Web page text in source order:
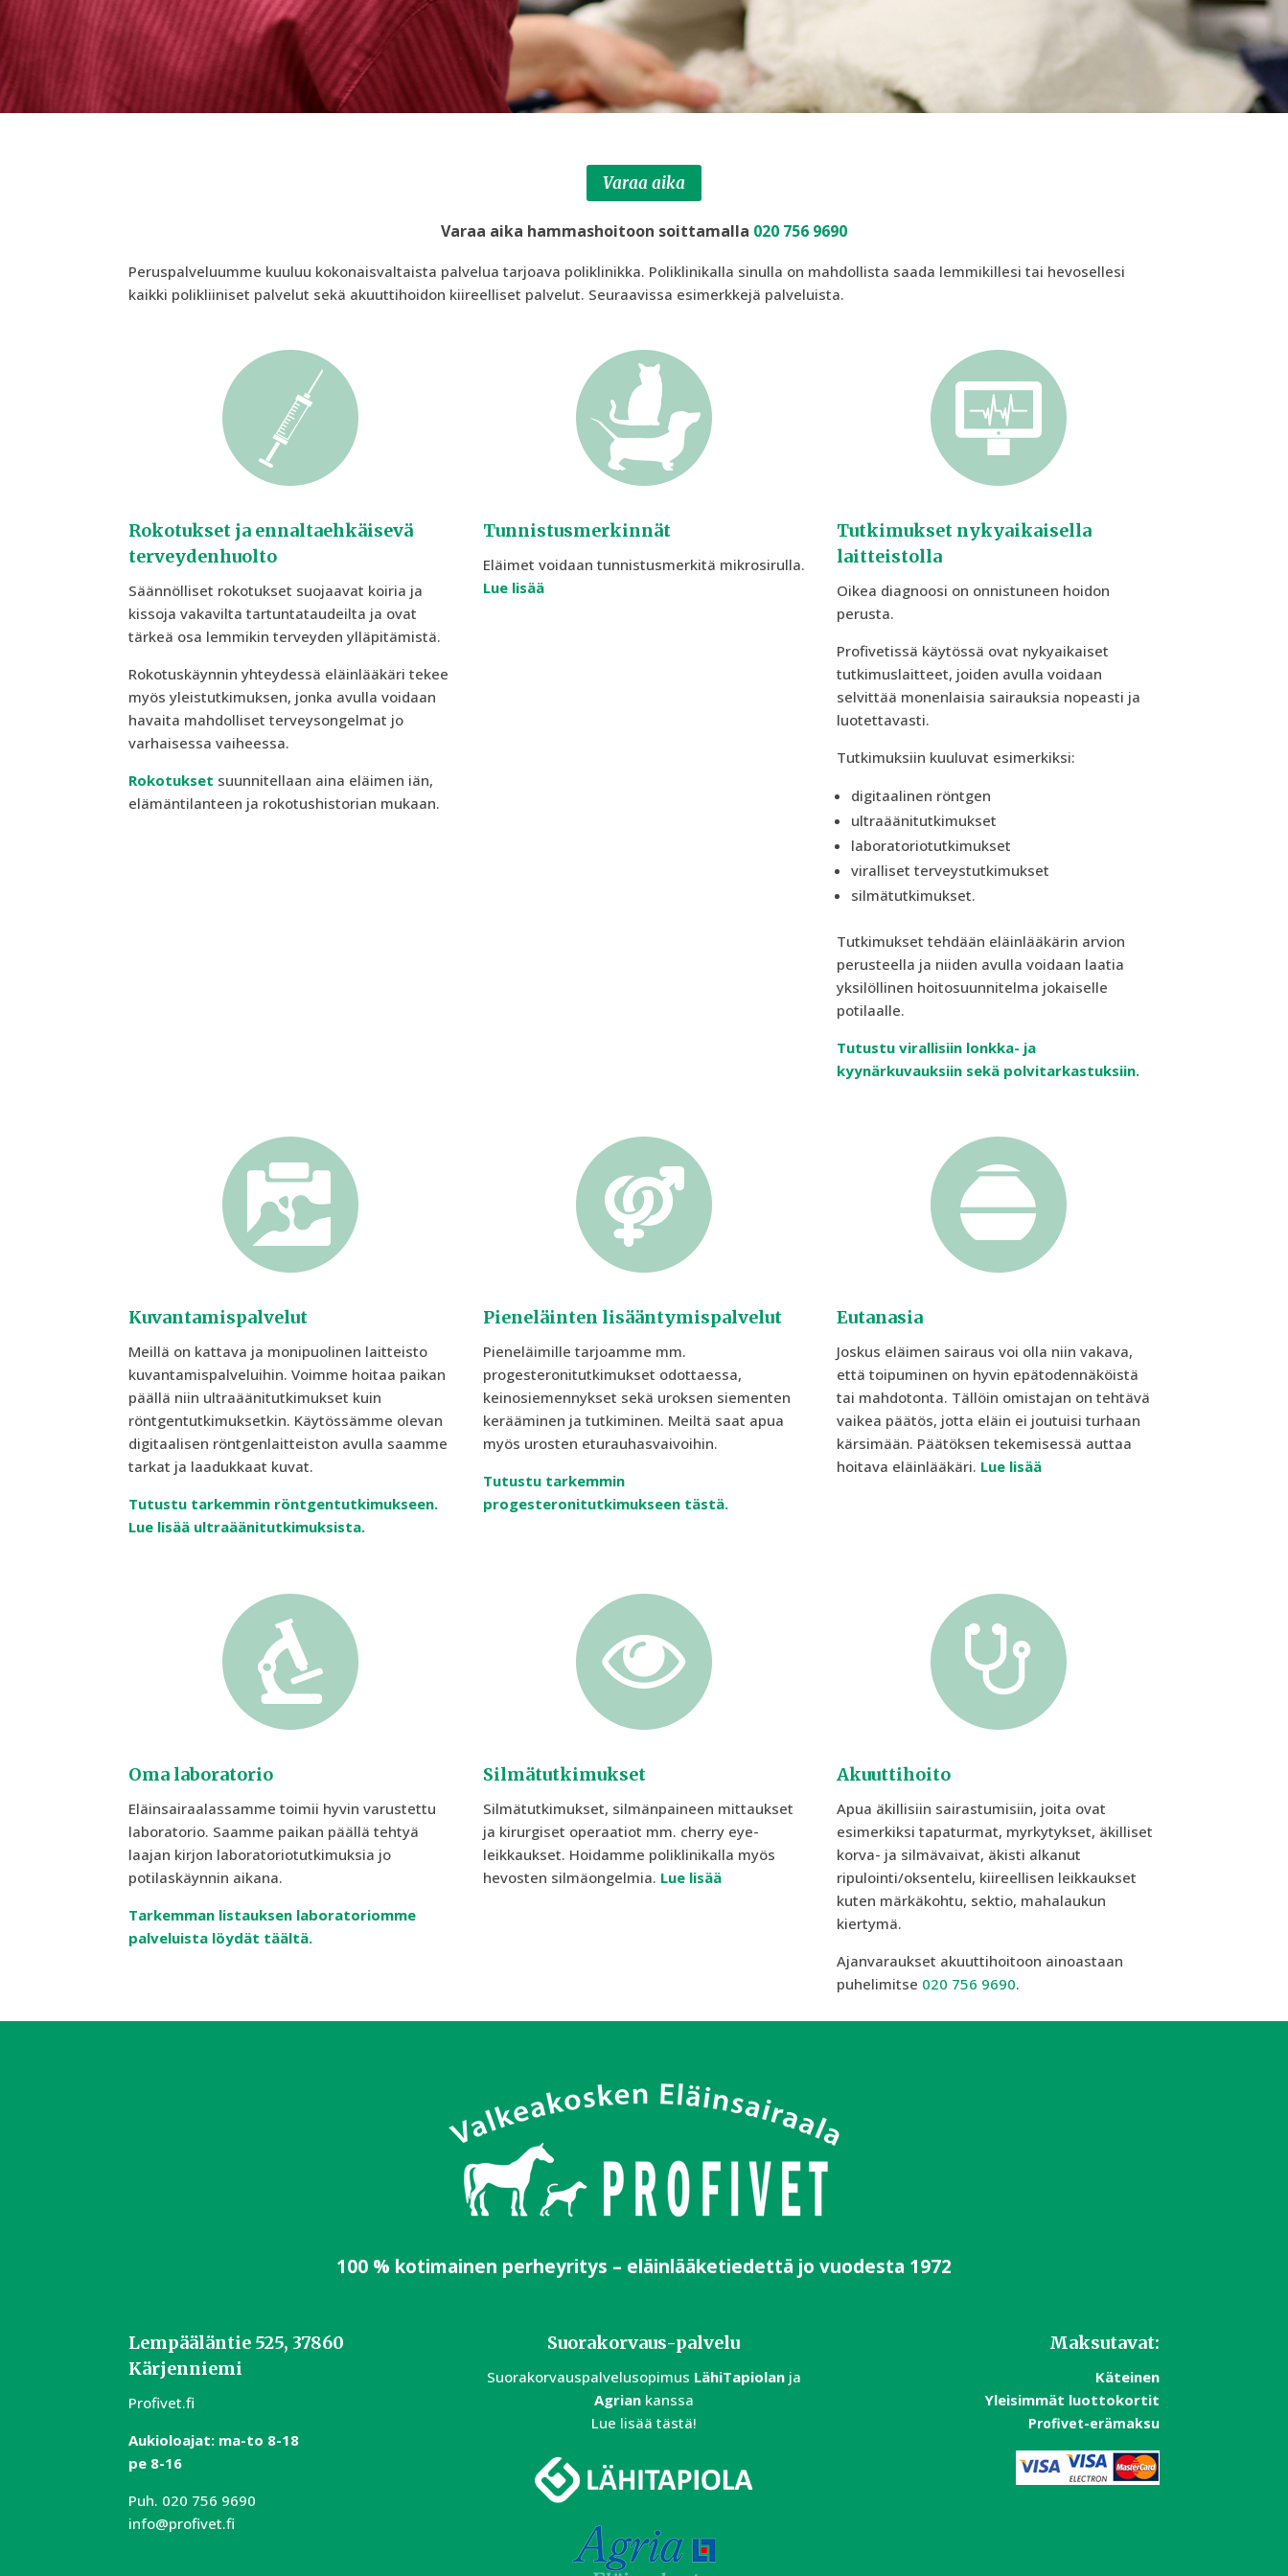
Varaa aika
Varaa aika hammashoitoon soittamalla 020 756 9690
Peruspalveluumme kuuluu kokonaisvaltaista palvelua tarjoava poliklinikka. Poliklinikalla sinulla on mahdollista saada lemmikillesi tai hevosellesi
kaikki polikliiniset palvelut sekä akuuttihoidon kiireelliset palvelut. Seuraavissa esimerkkejä palveluista.
Rokotukset ja ennaltaehkäisevä
terveydenhuolto
Säännölliset rokotukset suojaavat koiria ja
kissoja vakavilta tartuntataudeilta ja ovat
tärkeä osa lemmikin terveyden ylläpitämistä.
Rokotuskäynnin yhteydessä eläinlääkäri tekee
myös yleistutkimuksen, jonka avulla voidaan
havaita mahdolliset terveysongelmat jo
varhaisessa vaiheessa.
Rokotukset suunnitellaan aina eläimen iän,
elämäntilanteen ja rokotushistorian mukaan.
Tunnistusmerkinnät
Eläimet voidaan tunnistusmerkitä mikrosirulla.
Lue lisää
Tutkimukset nykyaikaisella
laitteistolla
Oikea diagnoosi on onnistuneen hoidon
perusta.
Profivetissä käytössä ovat nykyaikaiset
tutkimuslaitteet, joiden avulla voidaan
selvittää monenlaisia sairauksia nopeasti ja
luotettavasti.
Tutkimuksiin kuuluvat esimerkiksi:
digitaalinen röntgen
ultraäänitutkimukset
laboratoriotutkimukset
viralliset terveystutkimukset
silmätutkimukset.
Tutkimukset tehdään eläinlääkärin arvion
perusteella ja niiden avulla voidaan laatia
yksilöllinen hoitosuunnitelma jokaiselle
potilaalle.
Tutustu virallisiin lonkka- ja
kyynärkuvauksiin sekä polvitarkastuksiin.
Kuvantamispalvelut
Meillä on kattava ja monipuolinen laitteisto
kuvantamispalveluihin. Voimme hoitaa paikan
päällä niin ultraäänitutkimukset kuin
röntgentutkimuksetkin. Käytössämme olevan
digitaalisen röntgenlaitteiston avulla saamme
tarkat ja laadukkaat kuvat.
Tutustu tarkemmin röntgentutkimukseen.
Lue lisää ultraäänitutkimuksista.
Pieneläinten lisääntymispalvelut
Pieneläimille tarjoamme mm.
progesteronitutkimukset odottaessa,
keinosiemennykset sekä uroksen siementen
kerääminen ja tutkiminen. Meiltä saat apua
myös urosten eturauhasvaivoihin.
Tutustu tarkemmin
progesteronitutkimukseen tästä.
Eutanasia
Joskus eläimen sairaus voi olla niin vakava,
että toipuminen on hyvin epätodennäköistä
tai mahdotonta. Tällöin omistajan on tehtävä
vaikea päätös, jotta eläin ei joutuisi turhaan
kärsimään. Päätöksen tekemisessä auttaa
hoitava eläinlääkäri. Lue lisää
Oma laboratorio
Eläinsairaalassamme toimii hyvin varustettu
laboratorio. Saamme paikan päällä tehtyä
laajan kirjon laboratoriotutkimuksia jo
potilaskäynnin aikana.
Tarkemman listauksen laboratoriomme
palveluista löydät täältä.
Silmätutkimukset
Silmätutkimukset, silmänpaineen mittaukset
ja kirurgiset operaatiot mm. cherry eye-
leikkaukset. Hoidamme poliklinikalla myös
hevosten silmäongelmia. Lue lisää
Akuuttihoito
Apua äkillisiin sairastumisiin, joita ovat
esimerkiksi tapaturmat, myrkytykset, äkilliset
korva- ja silmävaivat, äkisti alkanut
ripulointi/oksentelu, kiireellisen leikkaukset
kuten märkäkohtu, sektio, mahalaukun
kiertymä.
Ajanvaraukset akuuttihoitoon ainoastaan
puhelimitse 020 756 9690.
100 % kotimainen perheyritys – eläinlääketiedettä jo vuodesta 1972
Lempääläntie 525, 37860
Kärjenniemi
Profivet.fi
Aukioloajat: ma-to 8-18
pe 8-16
Puh. 020 756 9690
info@profivet.fi
Suorakorvaus-palvelu
Suorakorvauspalvelusopimus LähiTapiolanja
Agriankanssa
Lue lisää tästä!
Maksutavat:
Käteinen
Yleisimmät luottokortit
Profivet-erämaksu